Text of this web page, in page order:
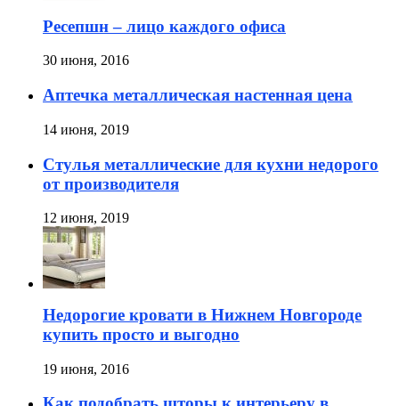
Ресепшн – лицо каждого офиса
30 июня, 2016
Аптечка металлическая настенная цена
14 июня, 2019
Стулья металлические для кухни недорого
от производителя
12 июня, 2019
Недорогие кровати в Нижнем Новгороде
купить просто и выгодно
19 июня, 2016